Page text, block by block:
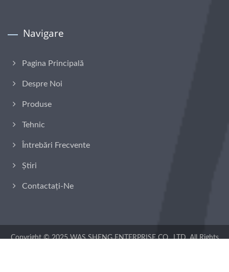
Navigare
Pagina Principală
Despre Noi
Produse
Tehnic
Întrebări Frecvente
Știri
Contactați-Ne
Copyright © 2025WAS SHENG ENTERPRISE CO., LTD.All Rights